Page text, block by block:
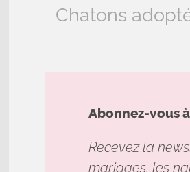
Chatons
Abonnez-vous
Recevez la
mariages, les